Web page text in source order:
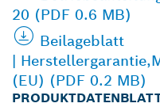
20 (PDF 0.6 MB)
Beilageblatt
|
(EU) (PDF 0.2 MB)